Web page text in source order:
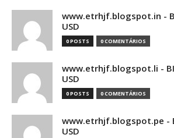
www.etrhjf.blogspot.in -
USD
0 POSTS 0 COMENTÁRIOS
www.etrhjf.blogspot.li -
USD
0 POSTS 0 COMENTÁRIOS
www.etrhjf.blogspot.pe -
USD